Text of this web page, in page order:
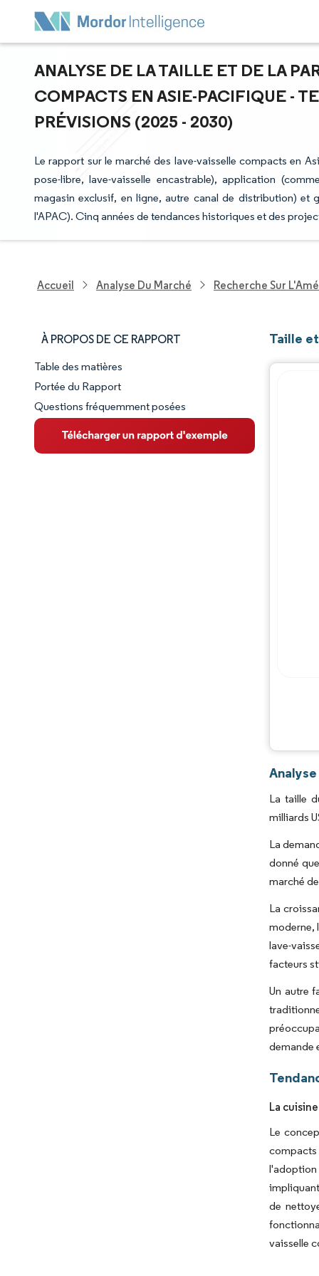
ANALYSE DE LA TAILLE ET DE LA
COMPACTS EN ASIE-PACIFIQUE -
PRÉVISIONS (2025 - 2030)
Le rapport sur le marché des lave-vaisselle compacts en
pose-libre, lave-vaisselle encastrable), application
magasin exclusif, en ligne, autre canal de distribution) et
l'APAC). Cinq années de tendances historiques et des
Accueil Analyse Du Marché Recherche Sur
À PROPOS DE CE RAPPORT
Aperçu du marché
VUE D’ENSEMBLE DU MARCHÉ
Principales tendances du marché
Table des matières
Portée du Rapport
Questions fréquemment posées
Taille
La taille
milliards
La
donné
marché
La
moderne,
lave-
facteurs
Un autre
demande
La
Le
l'adoption
de
vaisselle